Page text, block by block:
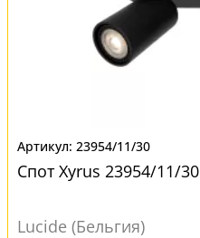
23954/11/30
Спот Xyrus 23954/11/30
Lucide (Бельгия)